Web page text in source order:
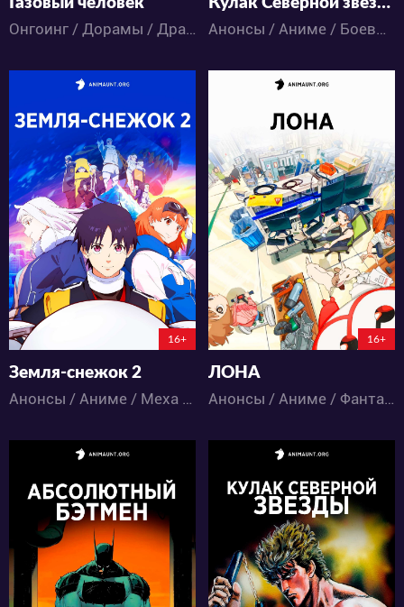
Онгоинг / Дорамы / Драма / Триллер / Фантастика Анонсы / Аниме / Боевые искусства / Драма / Сёнэн / Фантастика / Экшен
333
4 0
85:7:57:12
16+
Земля-снежок 2
Анонсы / Аниме / Меха / Приключения / Фантастика
342
5 0
238:18:0:12
16+
ЛОНА
Анонсы / Аниме / Фантастика
541 11914